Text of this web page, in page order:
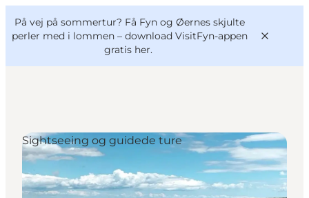
På vej på sommertur? Få Fyn og Øernes skjulte
perler med i lommen – download VisitFyn-appen
gratis her.
Oplevelser
Outdoor
Mad og drikke
VisitFyn
Deutsch
Sightseeing og guidede ture